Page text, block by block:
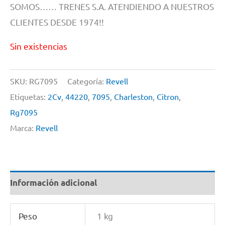
SOMOS…… TRENES S.A. ATENDIENDO A NUESTROS
CLIENTES DESDE 1974!!
Sin existencias
SKU: RG7095 Categoría: Revell
Etiquetas: 2Cv, 44220, 7095, Charleston, Citron,
Rg7095
Marca: Revell
Información adicional
Peso 1 kg